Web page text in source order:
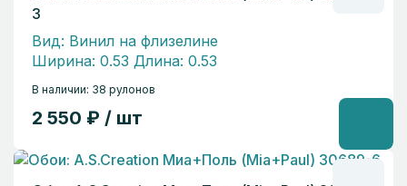
3
Вид: Винил на флизелине
Ширина: 0.53 Длина: 0.53
В наличии: 38 рулонов
2 550 ₽ / шт